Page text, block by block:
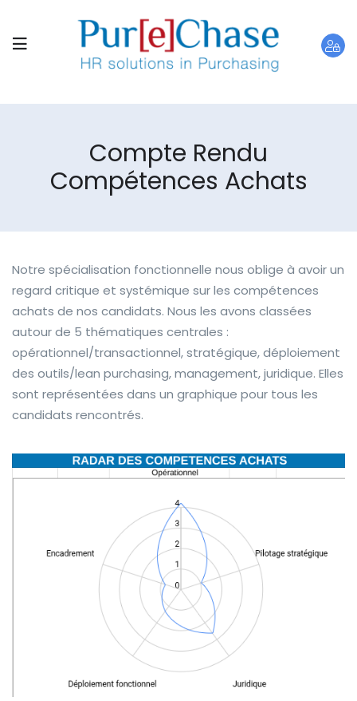
Compte Rendu
Compétences Achats
Notre spécialisation fonctionnelle nous oblige à avoir un
regard critique et systémique sur les compétences
achats de nos candidats. Nous les avons classées
autour de 5 thématiques centrales :
opérationnel/transactionnel, stratégique, déploiement
des outils/lean purchasing, management, juridique. Elles
sont représentées dans un graphique pour tous les
candidats rencontrés.